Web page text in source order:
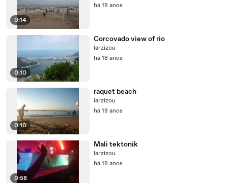
0:14
há 18 anos
0:10
Corcovado view of rio
larzizou
há 18 anos
0:10
raquet beach
larzizou
há 18 anos
0:58
Mali tektonik
larzizou
há 18 anos